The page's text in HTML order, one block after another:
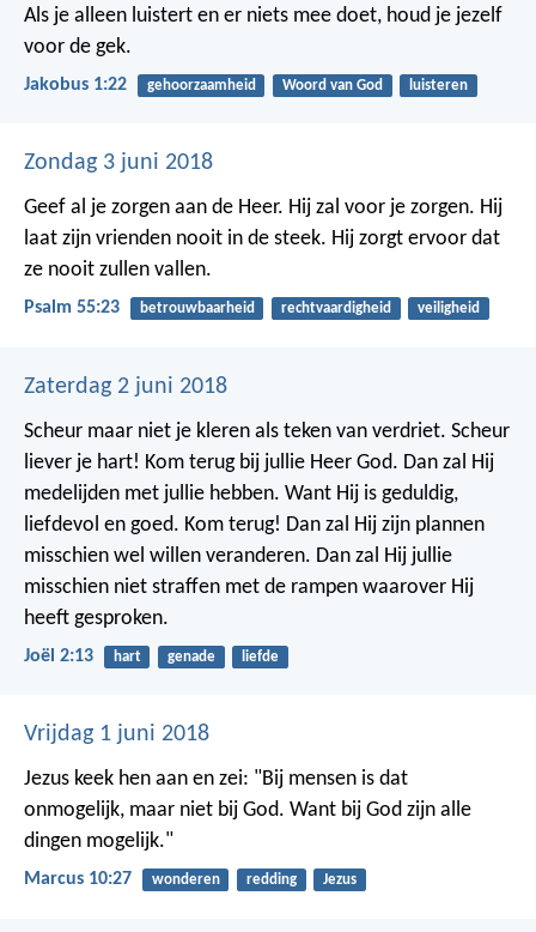
Als je alleen luistert en er niets mee doet, houd je jezelf
voor de gek.
Jakobus 1:22 gehoorzaamheid Woord van God luisteren
Zondag 3 juni 2018
Geef al je zorgen aan de Heer. Hij zal voor je zorgen. Hij
laat zijn vrienden nooit in de steek. Hij zorgt ervoor dat
ze nooit zullen vallen.
Psalm 55:23 betrouwbaarheid rechtvaardigheid veiligheid
Zaterdag 2 juni 2018
Scheur maar niet je kleren als teken van verdriet. Scheur
liever je hart! Kom terug bij jullie Heer God. Dan zal Hij
medelijden met jullie hebben. Want Hij is geduldig,
liefdevol en goed. Kom terug! Dan zal Hij zijn plannen
misschien wel willen veranderen. Dan zal Hij jullie
misschien niet straffen met de rampen waarover Hij
heeft gesproken.
Joël 2:13 hart genade liefde
Vrijdag 1 juni 2018
Jezus keek hen aan en zei: "Bij mensen is dat
onmogelijk, maar niet bij God. Want bij God zijn alle
dingen mogelijk."
Marcus 10:27 wonderen redding Jezus